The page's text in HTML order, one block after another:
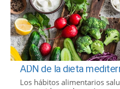
ADN de la dieta
Los hábitos alimentarios